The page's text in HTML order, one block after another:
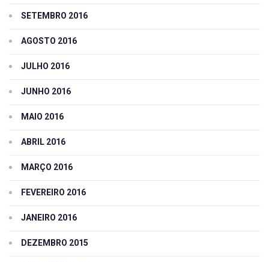
SETEMBRO 2016
AGOSTO 2016
JULHO 2016
JUNHO 2016
MAIO 2016
ABRIL 2016
MARÇO 2016
FEVEREIRO 2016
JANEIRO 2016
DEZEMBRO 2015